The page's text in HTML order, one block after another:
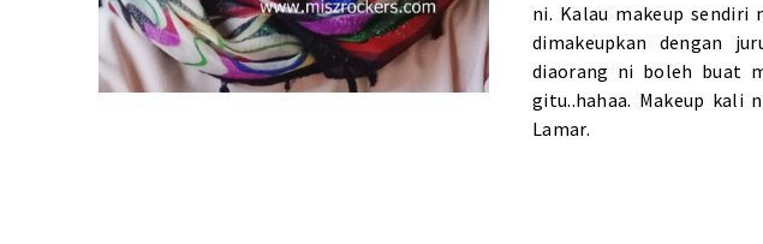
ni. Kalau makeup sendiri
dimakeupkan dengan
diaorang ni boleh buat
gitu..hahaa. Makeup kali
Lamar.